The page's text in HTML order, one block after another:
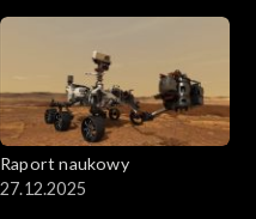
Raport naukowy
27.12.2025